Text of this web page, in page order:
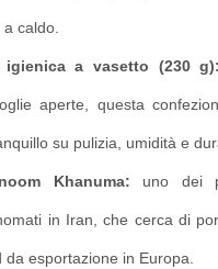
a caldo.
igienica a vasetto (230 g):
aperte, questa
su pulizia, umidità e
Khanuma: uno dei
in Iran, che cerca di
da esportazione in Europa.